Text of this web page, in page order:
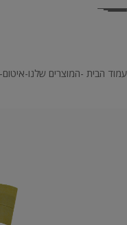
עמוד הבית המוצרים שלנו איטום